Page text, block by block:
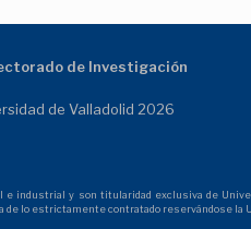
de Investigación
de Valladolid 2026
y son titularidad exclusiva de
lo estrictamente contratado reservándose la